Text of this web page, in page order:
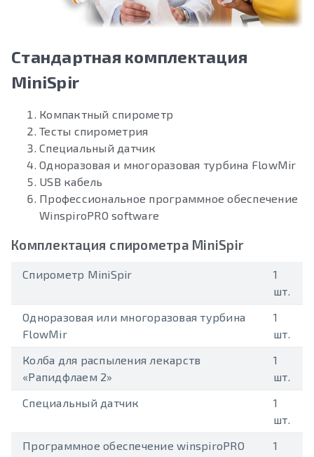
Стандартная комплектация
MiniSpir
Компактный спирометр
Тесты спирометрия
Специальный датчик
Одноразовая и многоразовая турбина FlowMir
USB кабель
Профессиональное программное обеспечение
WinspiroPRO software
Комплектация спирометра MiniSpir
Спирометр MiniSpir
1
шт.
Одноразовая или многоразовая турбина
FlowMir
1
шт.
Колба для распыления лекарств
«Рапидфлаем 2»
1
шт.
Специальный датчик
1
шт.
Программное обеспечение winspiroPRO
1